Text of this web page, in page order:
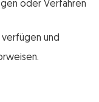
oder Verfahren
und